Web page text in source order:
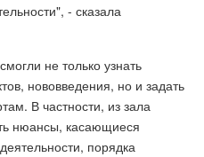
- сказала
не только узнать
нововведения, но и задать
В частности, из зала
нюансы, касающиеся
порядка